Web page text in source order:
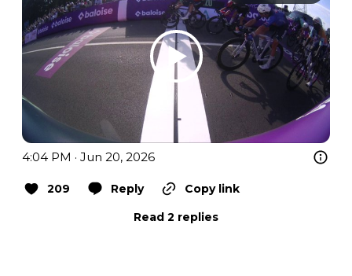
4:04 PM · Jun 20, 2026
209 Reply
Copy link
Read 2 replies